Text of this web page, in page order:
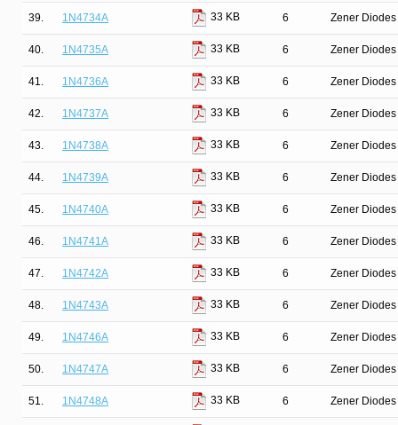
39. 1N4734A 33 KB 6 Zener
40. 1N4735A 33 KB 6 Zener
41. 1N4736A 33 KB 6 Zener
42. 1N4737A 33 KB 6 Zener
43. 1N4738A 33 KB 6 Zener
44. 1N4739A 33 KB 6 Zener
45. 1N4740A 33 KB 6 Zener
46. 1N4741A 33 KB 6 Zener
47. 1N4742A 33 KB 6 Zener
48. 1N4743A 33 KB 6 Zener
49. 1N4746A 33 KB 6 Zener
50. 1N4747A 33 KB 6 Zener
51. 1N4748A 33 KB 6 Zener